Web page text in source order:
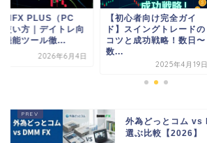
心者向け完全ガイ
スイングトレードの
と成功戦略！数日〜
【FX初心者必見】破産し
ないための資金管理術と
メンタルコントロール...
外為どっとコム vs
選ぶ比較【2026】